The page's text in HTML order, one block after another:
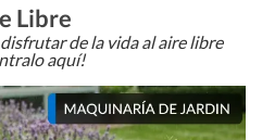
Libre
de la vida al aire libre
aquí!